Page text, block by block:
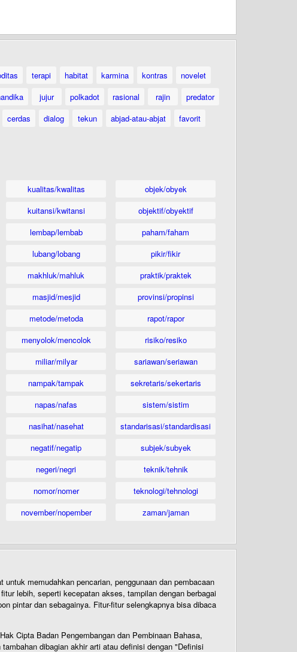
terapi habitat karmina kontras
novelet
jujur polkadot rasional rajin
predator
cerdas dialog tekun abjad-atau-abjat
favorit
kualitas/kwalitas
kuitansi/kwitansi
lembap/lembab
lubang/lobang
makhluk/mahluk
masjid/mesjid
metode/metoda
menyolok/mencolok
miliar/milyar
nampak/tampak
napas/nafas
nasihat/nasehat
negatif/negatip
negeri/negri
nomor/nomer
november/nopember
objek/obyek
objektif/obyektif
paham/faham
pikir/fikir
praktik/praktek
provinsi/propinsi
rapot/rapor
risiko/resiko
sariawan/seriawan
sekretaris/sekertaris
sistem/sistim
standarisasi/standardisasi
subjek/subyek
teknik/tehnik
teknologi/tehnologi
zaman/jaman
untuk memudahkan pencarian, penggunaan dan pembacaan
lebih, seperti kecepatan akses, tampilan dengan berbagai
pintar dan sebagainya. Fitur-fitur selengkapnya bisa dibaca
Cipta Badan Pengembangan dan Pembinaan Bahasa,
dibagian akhir arti atau definisi dengan "Definisi